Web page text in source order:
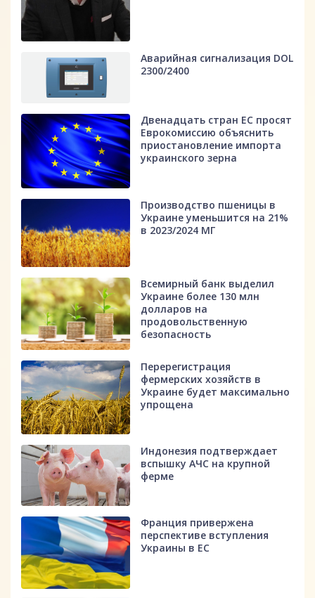
Аварийная сигнализация DOL
2300/2400
Двенадцать стран ЕС просят
Еврокомиссию объяснить
приостановление импорта
украинского зерна
Производство пшеницы в
Украине уменьшится на 21%
в 2023/2024 МГ
Всемирный банк выделил
Украине более 130 млн
долларов на
продовольственную
безопасность
Перерегистрация
фермерских хозяйств в
Украине будет максимально
упрощена
Индонезия подтверждает
вспышку АЧС на крупной
ферме
Франция привержена
перспективе вступления
Украины в ЕС